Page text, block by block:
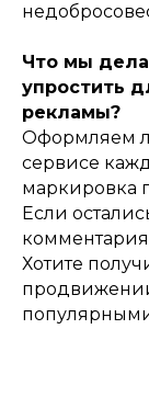
Что мы
упростить
рекламы?
Оформляем
сервисе
маркировка
Если
Хотите